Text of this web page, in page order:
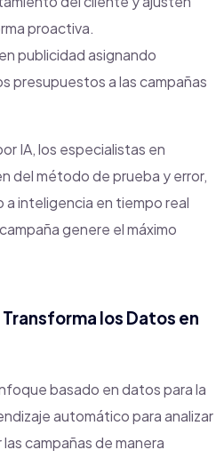
proactiva.
publicidad asignando
presupuestos a las campañas
IA, los especialistas en
del método de prueba y error,
inteligencia en tiempo real
genere el máximo
los Datos en
basado en datos para la
automático para analizar
campañas de manera